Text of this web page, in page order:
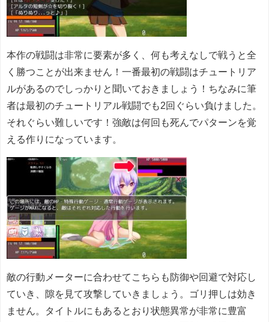
本作の戦闘は非常に要素が多く、何も考えなしで戦うと全
く勝つことが出来ません！一番最初の戦闘はチュートリア
ルがあるのでしっかりと聞いておきましょう！ちなみに筆
者は最初のチュートリアル戦闘でも2回ぐらい負けました。
それぐらい難しいです！強敵は何回も死んでパターンを覚
える作りになっています。
敵の行動メーターに合わせてこちらも防御や回避で対応し
ていき、隙を見て攻撃していきましょう。ゴリ押しは効き
ません。タイトルにもあるとおり状態異常が非常に豊富